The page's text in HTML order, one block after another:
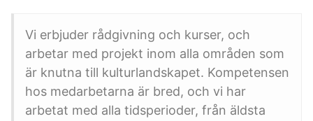
Vi erbjuder rådgivning och kurser, och
arbetar med projekt inom alla områden som
är knutna till kulturlandskapet. Kompetensen
hos medarbetarna är bred, och vi har
arbetat med alla tidsperioder, från äldsta